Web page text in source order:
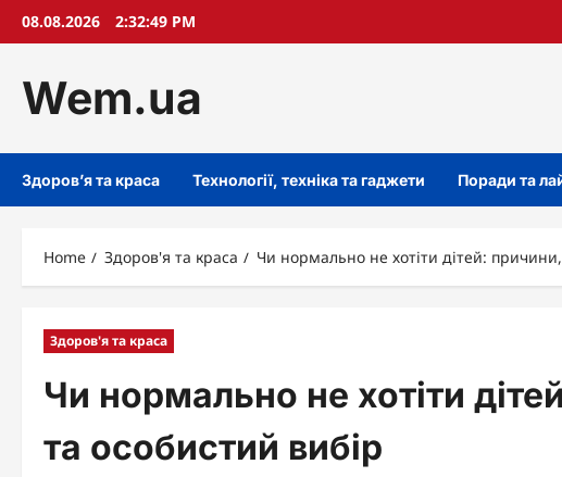
Skip08.08.2026 2:32:50 PM
Wem.ua
Здоров’я та краса Технології, техніка та гаджети Поради та
Home Здоров'я та краса Чи нормально не хотіти дітей:
Здоров'я та краса
Чи нормально не хотіти
та особистий вибір